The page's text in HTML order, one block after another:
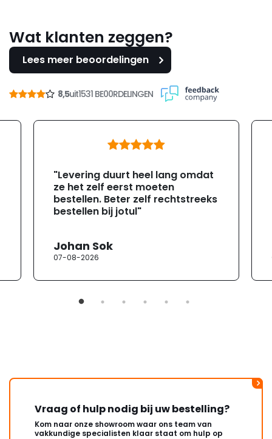
Wat klanten zeggen?
Lees meer beoordelingen
8,5uit1531 BE00RDELINGEN
"Levering duurt heel lang omdat
ze het zelf eerst moeten
bestellen. Beter zelf rechtstreeks
bestellen bij jotul"
Johan Sok
07-08-2026
Vraag of hulp nodig bij uw bestelling?
Kom naar onze showroom waar ons team van
vakkundige specialisten klaar staat om hulp op